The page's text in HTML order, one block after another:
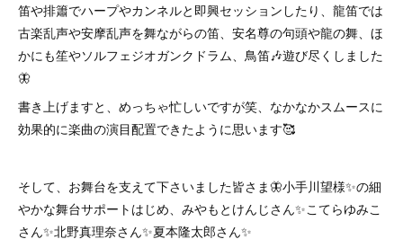
笛や排簫でハープやカンネルと即興セッションしたり、龍笛では
古楽乱声や安摩乱声を舞ながらの笛、安名尊の句頭や龍の舞、ほ
かにも笙やソルフェジオガンクドラム、鳥笛🎶遊び尽くしました
🦋
書き上げますと、めっちゃ忙しいですが笑、なかなかスムースに
効果的に楽曲の演目配置できたように思います🥰
そして、お舞台を支えて下さいました皆さま🦋小手川望様✨の細
やかな舞台サポートはじめ、みやもとけんじさん✨こてらゆみこ
さん✨北野真理奈さん✨夏本隆太郎さん✨